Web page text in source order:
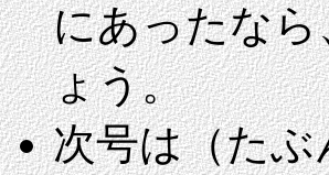
にあったな
ょう。
次号は（たぶ